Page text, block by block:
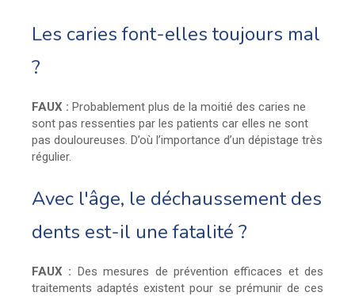
Les caries font-elles toujours mal
?
FAUX : Probablement plus de la moitié des caries ne
sont pas ressenties par les patients car elles ne sont
pas douloureuses. D’où l’importance d’un dépistage très
régulier.
Avec l'âge, le déchaussement des
dents est-il une fatalité ?
FAUX : Des mesures de prévention efficaces et des
traitements adaptés existent pour se prémunir de ces